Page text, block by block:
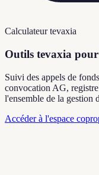
Calculateur tevaxia
Outils tevaxia
Suivi des appels de
convocation AG,
l'ensemble de la gestion
Accéder à l'espace